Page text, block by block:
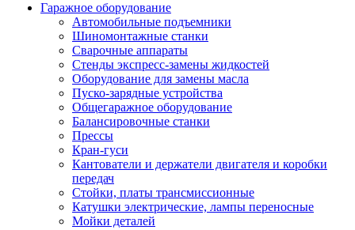
Гаражное оборудование
Автомобильные подъемники
Шиномонтажные станки
Сварочные аппараты
Стенды экспресс-замены жидкостей
Оборудование для замены масла
Пуско-зарядные устройства
Общегаражное оборудование
Балансировочные станки
Прессы
Кран-гуси
Кантователи и держатели двигателя и коробки
передач
Стойки, платы трансмиссионные
Катушки электрические, лампы переносные
Мойки деталей